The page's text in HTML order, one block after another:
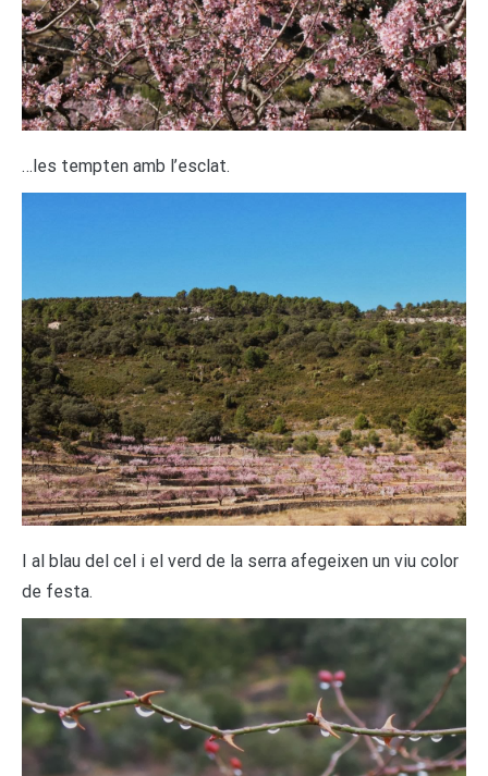
…les tempten amb l’esclat.
I al blau del cel i el verd de la serra afegeixen un viu color
de festa.